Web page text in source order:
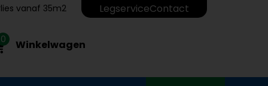
vanaf 35m2 LegserviceContact
0 Winkelwagen